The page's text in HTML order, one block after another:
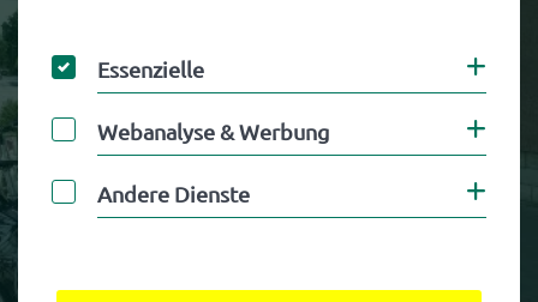
Essenzielle
Essenzielle
Webanalyse & Werbung
Webanalyse & Werbung
Andere Dienste
Andere Dienste